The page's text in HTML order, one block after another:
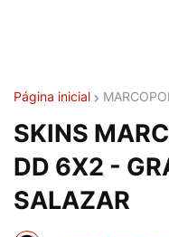
Página inicial
SKINS
DD 6X2 -
SALAZAR